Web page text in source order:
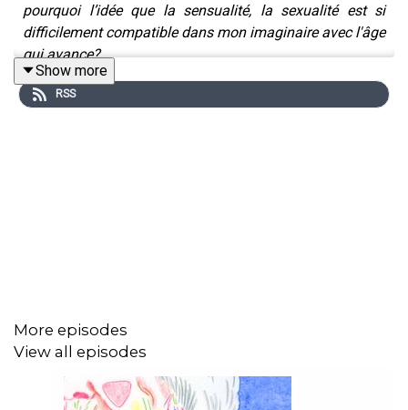
pourquoi l’idée que la sensualité, la sexualité est si
difficilement compatible dans mon imaginaire avec l'âge
qui avance?
------------------------------------------------
Avec: Véronique, Marine, Mona*, Annie*, Yvette Théraulaz
Show more
RSS
More episodes
View all episodes